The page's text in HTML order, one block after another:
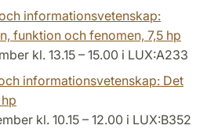
informationsvetenskap:
funktion och fenomen, 7,5 hp
kl. 13.15 – 15.00 i LUX:A233
informationsvetenskap: Det
kl. 10.15 – 12.00 i LUX:B352